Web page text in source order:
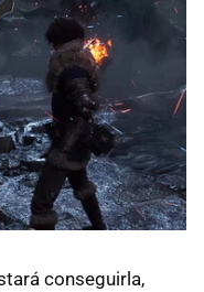
conseguirla,